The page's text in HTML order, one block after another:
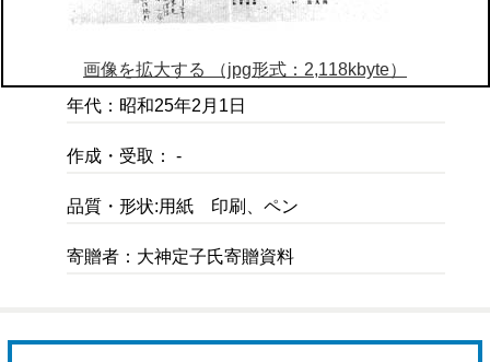
画像を拡大する （jpg形式：2,118kbyte）
年代：昭和25年2月1日
作成・受取： -
品質・形状:用紙 印刷、ペン
寄贈者：大神定子氏寄贈資料